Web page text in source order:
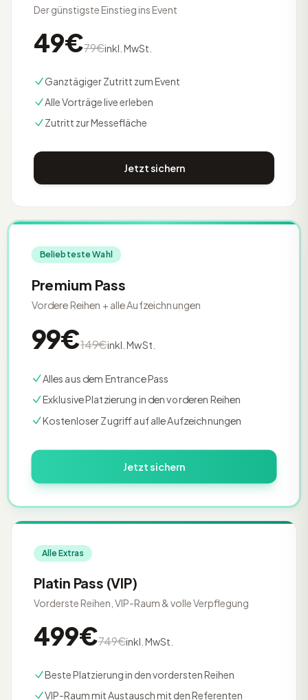
Der günstigste Einstieg ins Event
49€79€inkl. MwSt.
Ganztägiger Zutritt zum Event
Alle Vorträge live erleben
Zutritt zur Messefläche
Jetzt sichern
Beliebteste Wahl
Premium Pass
Vordere Reihen + alle Aufzeichnungen
99€149€inkl. MwSt.
Alles aus dem Entrance Pass
Exklusive Platzierung in den vorderen Reihen
Kostenloser Zugriff auf alle Aufzeichnungen
Jetzt sichern
Alle Extras
Platin Pass (VIP)
Vorderste Reihen, VIP-Raum & volle Verpflegung
499€749€inkl. MwSt.
Beste Platzierung in den vordersten Reihen
VIP-Raum mit Austausch mit den Referenten